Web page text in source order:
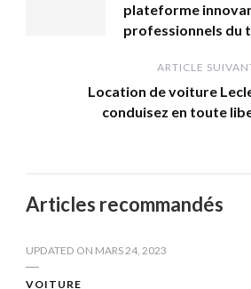
plateforme
professionnels du
ARTICLE
Location de voiture
conduisez en toute
Articles recommandés
UPDATED ON MARS 24, 2023
VOITURE